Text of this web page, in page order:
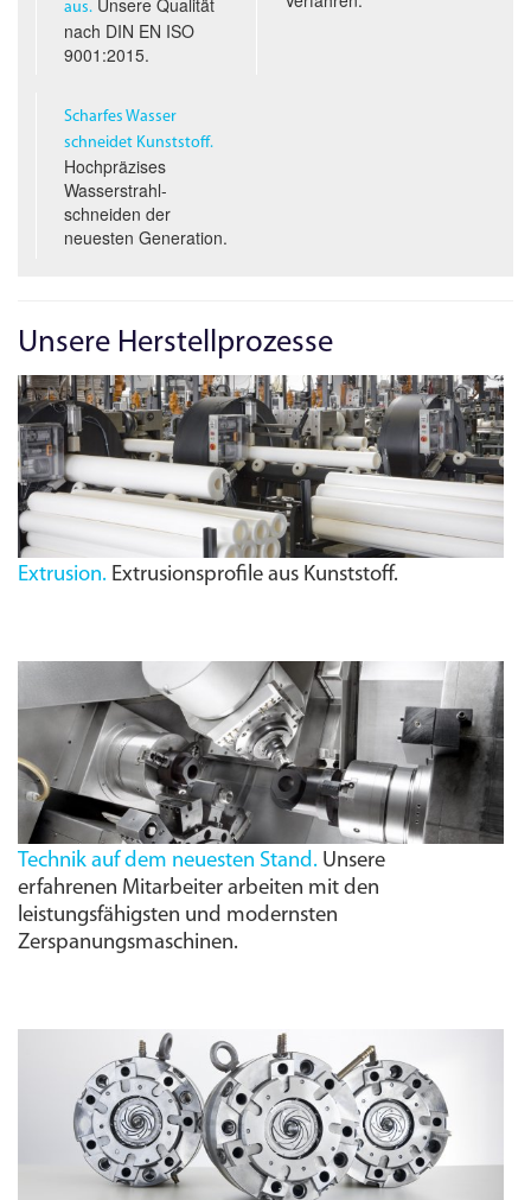
aus.
nach DIN EN ISO
9001:2015.
Scharfes Wasser
schneidet Kunststoff.
Hochpräzises
Wasserstrahl­
schneiden der
neuesten Generation.
Unsere Herstellprozesse
Extrusion. Extrusionsprofile aus Kunststoff.
Technik auf dem neuesten Stand. Unsere
erfahrenen Mitarbeiter arbeiten mit den
leistungs­fähigsten und modernsten
Zerspanungs­maschinen.